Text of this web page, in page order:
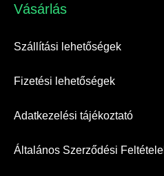
Vásárlás​
Szállítási lehetőségek
Fizetési lehetőségek
Adatkezelési tájékoztató
Általános Szerződési